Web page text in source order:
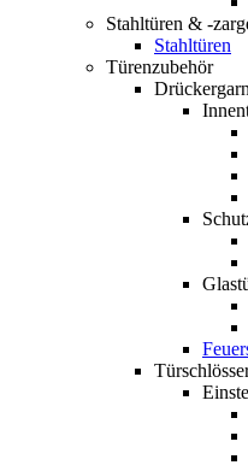
Stahltüren & -
Stahltüren
Türenzubehör